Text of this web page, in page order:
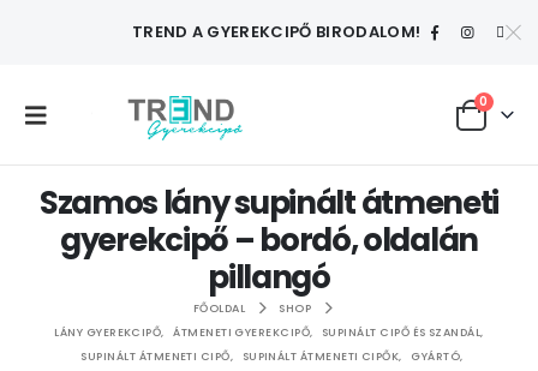
TREND A GYEREKCIPŐ BIRODALOM!
0
Szamos lány supinált átmeneti
gyerekcipő – bordó, oldalán
pillangó
FŐOLDAL
SHOP
LÁNY GYEREKCIPŐ, ÁTMENETI GYEREKCIPŐ, SUPINÁLT CIPŐ ÉS SZANDÁL,
SUPINÁLT ÁTMENETI CIPŐ, SUPINÁLT ÁTMENETI CIPŐK, GYÁRTÓ,